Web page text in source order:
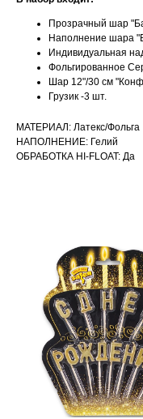
Прозрачный шар
Наполнение шара
Индивидуальная
Фольгированное
Шар 12"/30 см
Грузик -3 шт.
МАТЕРИАЛ: Латекс/Фольга
НАПОЛНЕНИЕ: Гелий
ОБРАБОТКА HI-FLOAT: Да